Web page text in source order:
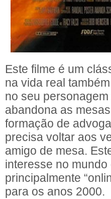
Este filme é um
na vida real
no seu
abandona as
formação de
precisa voltar aos
amigo de mesa.
interesse no
principalmente
para os anos 2000.